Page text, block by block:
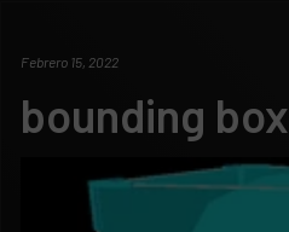
Febrero 15, 2022
bounding box